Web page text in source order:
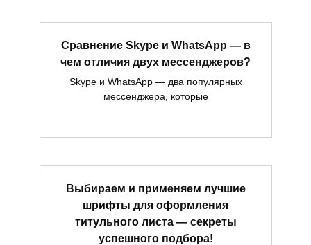
Сравнение Skype и WhatsApp — в
чем отличия двух мессенджеров?
Skype и WhatsApp — два популярных
мессенджера, которые
Выбираем и применяем лучшие
шрифты для оформления
титульного листа — секреты
успешного подбора!